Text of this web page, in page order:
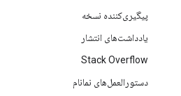
پیگیری‌کننده نسخه
یادداشت‌های انتشار
Stack Overflow
دستورالعمل‌های نمانام